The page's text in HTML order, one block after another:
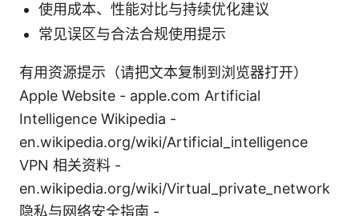
使用成本、性能对比与持续优化建议
常见误区与合法合规使用提示
有用资源提示（请把文本复制到浏览器打开）
Apple Website - apple.com Artificial
Intelligence Wikipedia -
en.wikipedia.org/wiki/Artificial_intelligence
VPN 相关资料 -
en.wikipedia.org/wiki/Virtual_private_network
隐私与网络安全指南 -